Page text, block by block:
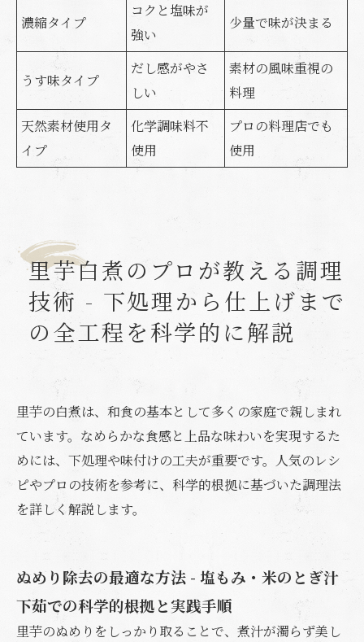
濃縮タイプ
コクと塩味が
強い
少量で味が決まる
うす味タイプ
だし感がやさ
しい
素材の風味重視の
料理
天然素材使用タ
イプ
化学調味料不
使用
プロの料理店でも
使用
里芋白煮のプロが教える調理
技術 - 下処理から仕上げまで
の全工程を科学的に解説
里芋の白煮は、和食の基本として多くの家庭で親しまれ
ています。なめらかな食感と上品な味わいを実現するた
めには、下処理や味付けの工夫が重要です。人気のレシ
ピやプロの技術を参考に、科学的根拠に基づいた調理法
を詳しく解説します。
ぬめり除去の最適な方法 - 塩もみ・米のとぎ汁
下茹での科学的根拠と実践手順
里芋のぬめりをしっかり取ることで、煮汁が濁らず美し